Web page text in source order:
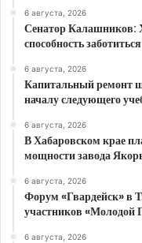
6 августа, 2026
Сенатор Калашников:
способность
6 августа, 2026
Капитальный ремонт
началу следующего
6 августа, 2026
В Хабаровском крае
мощности завода
6 августа, 2026
Форум «Гвардейск» в
участников «Молодой
6 августа, 2026